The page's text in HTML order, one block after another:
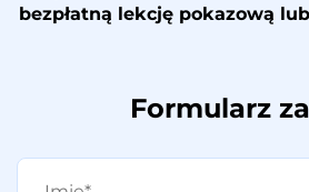
bezpłatną lekcję pokazową
Formularz